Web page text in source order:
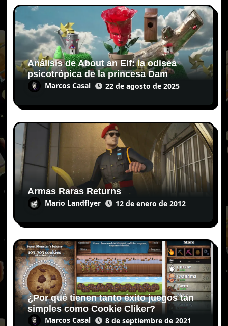
Análisis de About an Elf: la odisea
psicotrópica de la princesa Dam
Marcos Casal 22 de agosto de 2025
Armas Raras Returns
Mario Landflyer 12 de enero de 2012
¿Por qué tienen tanto éxito juegos tan
simples como Cookie Cliker?
Marcos Casal 8 de septiembre de 2021